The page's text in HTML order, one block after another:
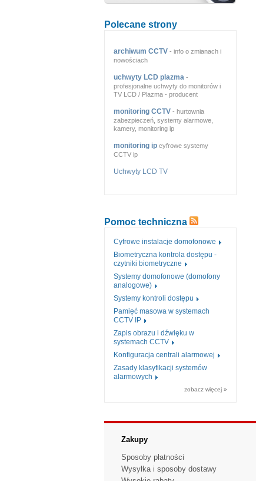
Polecane strony
archiwum CCTV - info o zmianach i
nowościach
uchwyty LCD plazma -
profesjonalne uchwyty do monitorów i
TV LCD / Plazma - producent
monitoring CCTV - hurtownia
zabezpieczeń, systemy alarmowe,
kamery, monitoring ip
monitoring ip cyfrowe systemy
CCTV ip
Uchwyty LCD TV
Pomoc techniczna
Cyfrowe instalacje domofonowe
Biometryczna kontrola dostępu -
czytniki biometryczne
Systemy domofonowe (domofony
analogowe)
Systemy kontroli dostępu
Pamięć masowa w systemach
CCTV IP
Zapis obrazu i dźwięku w
systemach CCTV
Konfiguracja centrali alarmowej
Zasady klasyfikacji systemów
alarmowych
zobacz więcej »
Zakupy
Sposoby płatności
Wysyłka i sposoby dostawy